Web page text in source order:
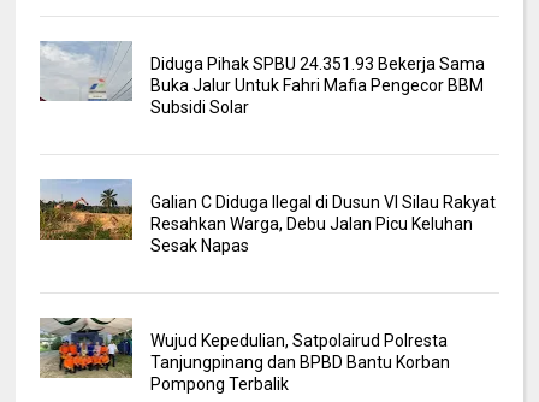
Diduga Pihak SPBU 24.351.93 Bekerja Sama
Buka Jalur Untuk Fahri Mafia Pengecor BBM
Subsidi Solar
Galian C Diduga Ilegal di Dusun VI Silau Rakyat
Resahkan Warga, Debu Jalan Picu Keluhan
Sesak Napas
Wujud Kepedulian, Satpolairud Polresta
Tanjungpinang dan BPBD Bantu Korban
Pompong Terbalik